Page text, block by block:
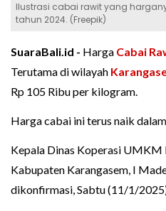
Ilustrasi cabai rawit yang
tahun 2024. (Freepik)
SuaraBali.id - Harga Cabai
Terutama di wilayah
Rp 105 Ribu per kilogram.
Harga cabai ini terus naik
Kepala Dinas Koperasi UMKM
Kabupaten Karangasem, I
dikonfirmasi, Sabtu (11/1/